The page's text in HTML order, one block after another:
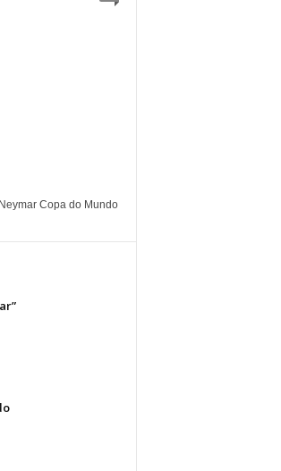
Copa do Mundo